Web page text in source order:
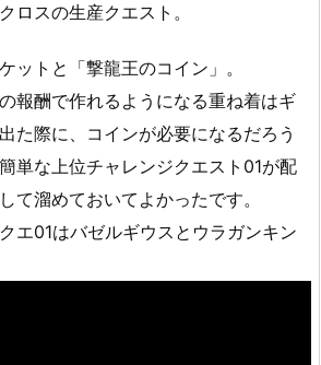
ロスの生産クエスト。
ットと「撃龍王のコイン」。
報酬で作れるようになる重ね着はギ
た際に、コインが必要になるだろう
単な上位チャレンジクエスト01が配
て溜めておいてよかったです。
エ01はバゼルギウスとウラガンキン